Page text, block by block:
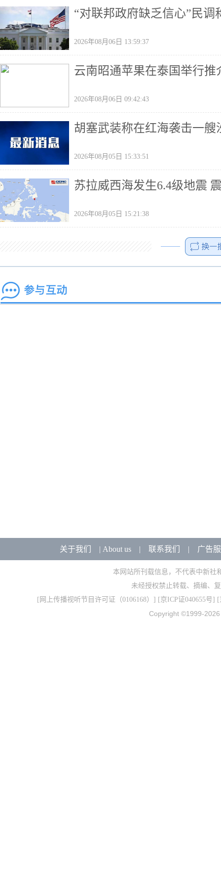
“对联邦政府缺乏信心”民
2026年08月06日 13:59:37
云南昭通苹果在泰国举行推
2026年08月06日 09:42:43
胡塞武装称在红海袭击一艘
2026年08月05日 15:33:51
苏拉威西海发生6.4级地震
2026年08月05日 15:21:38
关于我们 | About us| 联系我们 | 广告
本网站所刊载信息，不代表中新社
未经授权禁止转载、摘编、
[ 网上传播视听节目许可证（0106168） ] [京ICP证040655号] [
Copyright ©1999-